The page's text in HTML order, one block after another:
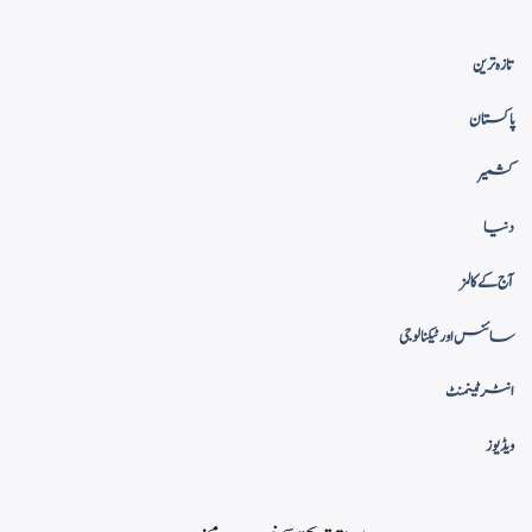
تازہ ترین
پاکستان
کشمیر
دنیا
آج کے کالمز
سائنس اور ٹیکنالوجی
انٹرٹینمنٹ
ویڈیوز